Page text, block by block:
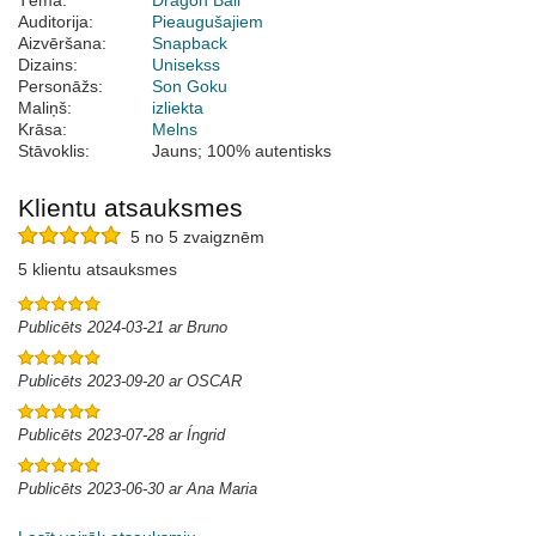
Auditorija:
Pieaugušajiem
Aizvēršana:
Snapback
Dizains:
Unisekss
Personāžs:
Son Goku
Maliņš:
izliekta
Krāsa:
Melns
Stāvoklis:
Jauns; 100% autentisks
Klientu atsauksmes
5 no 5 zvaigznēm
5 klientu atsauksmes
Publicēts 2024-03-21 ar Bruno
Publicēts 2023-09-20 ar OSCAR
Publicēts 2023-07-28 ar Íngrid
Publicēts 2023-06-30 ar Ana Maria